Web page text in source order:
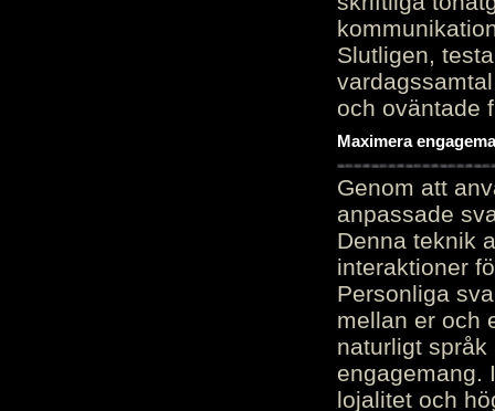
Slutligen,
och oväntade
Maximera
Genom att
anpassade
Denna teknik
interaktioner
Personliga
mellan er och
naturligt
engagemang.
lojalitet och